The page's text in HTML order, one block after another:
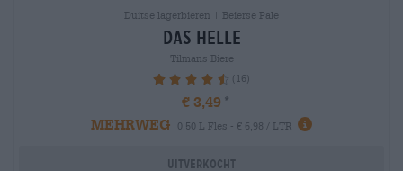
Duitse lagerbieren | Beierse Pale
das helle
Tilmans Biere
92.5% (16)
€ 3,49
MEHRWEG
0,50 L Fles - € 6,98 / LTR
Uitverkocht